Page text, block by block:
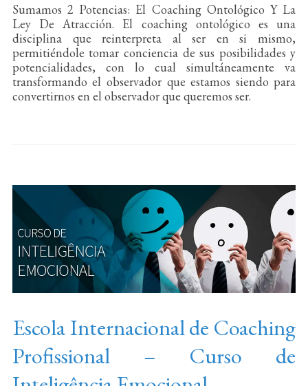
Sumamos 2 Potencias: El Coaching Ontológico Y La
Ley De Atracción. El coaching ontológico es una
disciplina que reinterpreta al ser en si mismo,
permitiéndole tomar conciencia de sus posibilidades y
potencialidades, con lo cual simultáneamente va
transformando el observador que estamos siendo para
convertirnos en el observador que queremos ser.
Escola Internacional de Coaching
Profissional – Curso de